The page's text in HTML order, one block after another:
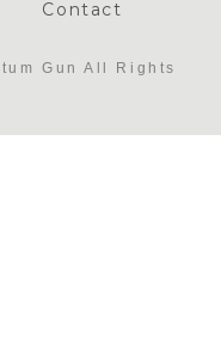
Contact
Gun All Rights